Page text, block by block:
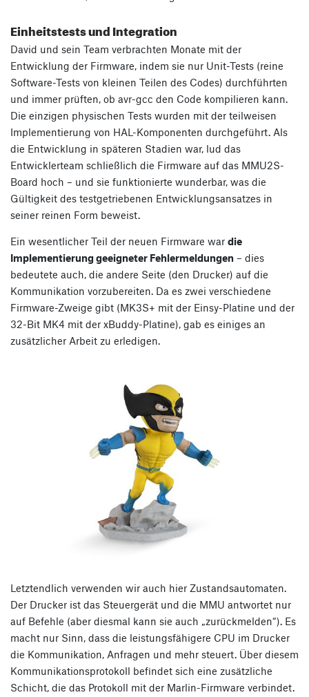
Einheitstests und Integration
David und sein Team verbrachten Monate mit der
Entwicklung der Firmware, indem sie nur Unit-Tests (reine
Software-Tests von kleinen Teilen des Codes) durchführten
und immer prüften, ob avr-gcc den Code kompilieren kann.
Die einzigen physischen Tests wurden mit der teilweisen
Implementierung von HAL-Komponenten durchgeführt. Als
die Entwicklung in späteren Stadien war, lud das
Entwicklerteam schließlich die Firmware auf das MMU2S-
Board hoch – und sie funktionierte wunderbar, was die
Gültigkeit des testgetriebenen Entwicklungsansatzes in
seiner reinen Form beweist.
Ein wesentlicher Teil der neuen Firmware war die
Implementierung geeigneter Fehlermeldungen – dies
bedeutete auch, die andere Seite (den Drucker) auf die
Kommunikation vorzubereiten. Da es zwei verschiedene
Firmware-Zweige gibt (MK3S+ mit der Einsy-Platine und der
32-Bit MK4 mit der xBuddy-Platine), gab es einiges an
zusätzlicher Arbeit zu erledigen.
Letztendlich verwenden wir auch hier Zustandsautomaten.
Der Drucker ist das Steuergerät und die MMU antwortet nur
auf Befehle (aber diesmal kann sie auch „zurückmelden“). Es
macht nur Sinn, dass die leistungsfähigere CPU im Drucker
die Kommunikation, Anfragen und mehr steuert. Über diesem
Kommunikationsprotokoll befindet sich eine zusätzliche
Schicht, die das Protokoll mit der Marlin-Firmware verbindet.